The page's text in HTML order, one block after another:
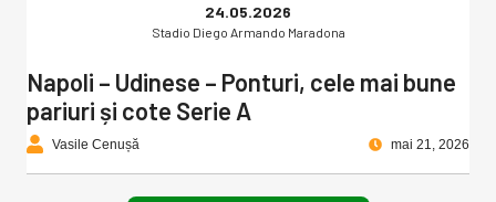
24.05.2026
Stadio Diego Armando Maradona
Napoli – Udinese – Ponturi, cele mai bune
pariuri și cote Serie A
Vasile Cenușă mai 21, 2026